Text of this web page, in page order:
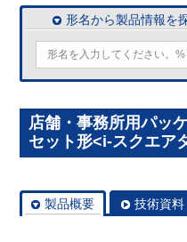
形名から製品情報を
店舗・事務所用パッ
セット形<i-スクエア
製品概要 技術資料